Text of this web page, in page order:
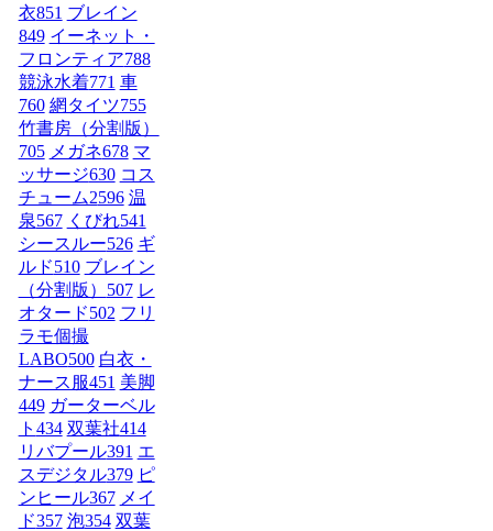
衣851 ブレイン
849 イーネット・
フロンティア788
競泳水着771 車
760 網タイツ755
竹書房（分割版）
705 メガネ678 マ
ッサージ630 コス
チューム2596 温
泉567 くびれ541
シースルー526 ギ
ルド510 ブレイン
（分割版） 507 レ
オタード502 フリ
ラモ個撮
LABO500 白衣・
ナース服451 美脚
449 ガーターベル
ト 434 双葉社414
リバプール391 エ
スデジタル379 ピ
ンヒール367 メイ
ド357 泡354 双葉